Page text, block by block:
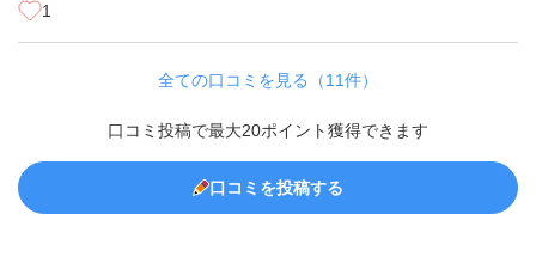
1
全ての口コミを見る（11件）
口コミ投稿で最大20ポイント獲得できます
口コミを投稿する